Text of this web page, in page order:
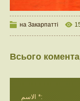
на Закарпатті
Всього
الاسم *: